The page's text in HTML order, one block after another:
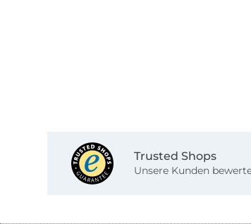
Trusted Shops
Unsere Kunden